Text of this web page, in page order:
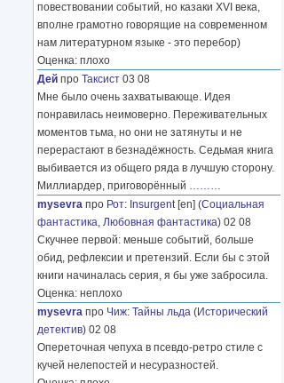
повествовании событий, но казаки XVI века,
вполне грамотно говорящие на современном
нам литературном языке - это перебор)
Оценка: плохо
Дей про Таксист 03 08
Мне было очень захватывающе. Идея
понравилась неимоверно. Переживательных
моментов тьма, но они не затянуты и не
перерастают в безнадёжность. Седьмая книга
выбивается из общего ряда в лучшую сторону.
Миллиардер, приговорённый ………
mysevra про Рот: Insurgent[en] (Социальная
фантастика, Любовная фантастика) 02 08
Скучнее первой: меньше событий, больше
обид, рефлексии и претензий. Если бы с этой
книги начиналась серия, я бы уже забросила.
Оценка: неплохо
mysevra про Чиж: Тайны льда (Исторический
детектив) 02 08
Опереточная чепуха в псевдо-ретро стиле с
кучей нелепостей и несуразностей.